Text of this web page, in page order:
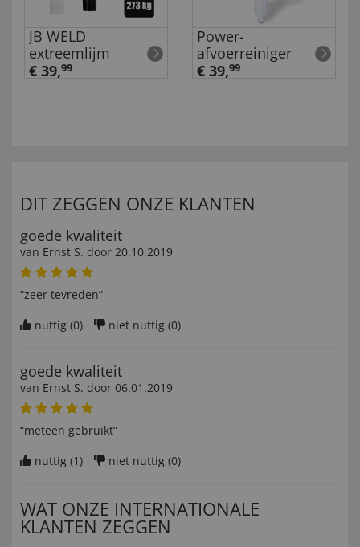
JB WELD
extreemlijm
€ 39,99
Power-
afvoerreiniger
€ 39,99
DIT ZEGGEN ONZE KLANTEN
goede kwaliteit
van Ernst S. door 20.10.2019
“zeer tevreden”
nuttig (0) niet nuttig (0)
goede kwaliteit
van Ernst S. door 06.01.2019
“meteen gebruikt”
nuttig (1) niet nuttig (0)
WAT ONZE INTERNATIONALE
KLANTEN ZEGGEN